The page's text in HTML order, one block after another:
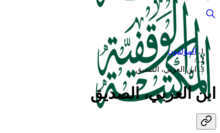
المؤلفون
/
ابن العربي، الصديق
ابن العربي، الصديق